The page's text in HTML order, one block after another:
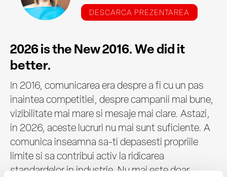
DESCARCA PREZENTAREA
2026 is the New 2016. We did it
better.
In 2016, comunicarea era despre a fi cu un pas
inaintea competitiei, despre campanii mai bune,
vizibilitate mai mare si mesaje mai clare. Astazi,
in 2026, aceste lucruri nu mai sunt suficiente. A
comunica inseamna sa-ti depasesti propriile
limite si sa contribui activ la ridicarea
standardelor in industrie. Nu mai este doar